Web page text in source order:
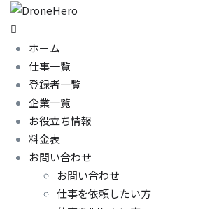
ホーム
仕事一覧
登録者一覧
企業一覧
お役立ち情報
料金表
お問い合わせ
お問い合わせ
仕事を依頼したい方